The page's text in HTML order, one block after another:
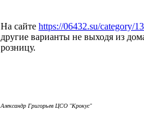
На сайте https://06432.su/category/
другие варианты не выходя из
розницу.
Александр Григорьев ЦСО "Крокус"